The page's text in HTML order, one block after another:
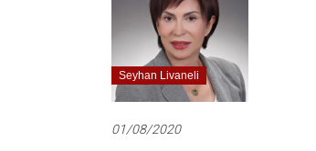
Seyhan Livaneli
01/08/2020